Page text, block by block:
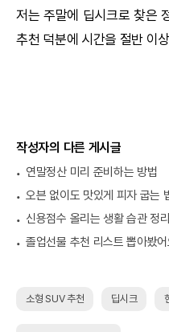
저는 주말에 딥시크로 찾은
추천 덕분에 시간을 절반 이
작성자의 다른 게시글
연말정산 미리 준비하는 방법
오븐 없이도 맛있게 피자 굽는
신용점수 올리는 생활 습관 정리
졸업선물 추천 리스트 뽑아봤
소형 SUV 추천 딥시크